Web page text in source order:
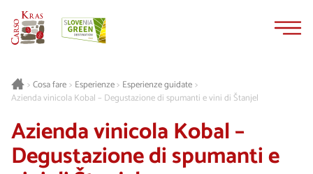
>Cosa fare> Esperienze> Esperienze guidate>
Azienda vinicola Kobal – Degustazione di spumanti e vini di Štanjel
Azienda vinicola Kobal –
Degustazione di spumanti e